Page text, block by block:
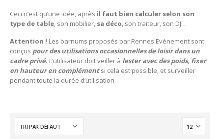
Ceci n’est qu’une idée, après il faut bien calculer selon son
type de table , son mobilier, sa déco , son traiteur, son DJ…
Attention ! Les barnums proposés par Rennes Evénement sont
conçus pour des utilisations occasionnelles de loisir dans un
cadre privé. L’utilisateur doit veiller à lester avec des poids, fixer
en hauteur en complémentsi cela est possible, et surveiller
pendant toute la durée d’utilisation.